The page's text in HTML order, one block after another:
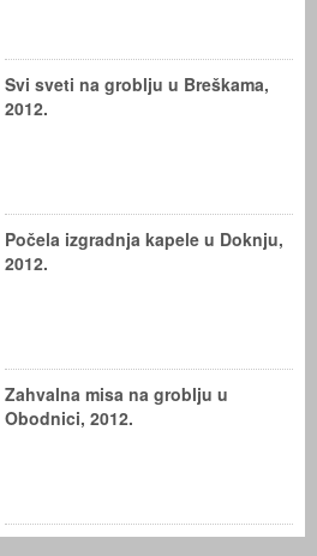
Svi sveti na groblju u Breškama,
2012.
Počela izgradnja kapele u Doknju,
2012.
Zahvalna misa na groblju u
Obodnici, 2012.